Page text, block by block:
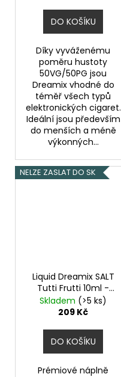
DO KOŠÍKU
Díky vyváženému
poměru hustoty
50VG/50PG jsou
Dreamix vhodné do
téměř všech typů
elektronických cigaret.
Ideální jsou především
do menších a méně
výkonných...
NELZE ZASLAT DO SK
Liquid Dreamix SALT
Tutti Frutti 10ml -
10mg
Skladem (>5 ks)
209 Kč
DO KOŠÍKU
Prémiové náplně